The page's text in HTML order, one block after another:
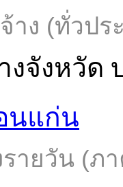
าง (ทั่วปร
งจังหวัด
นแก่น
ายวัน (ภ